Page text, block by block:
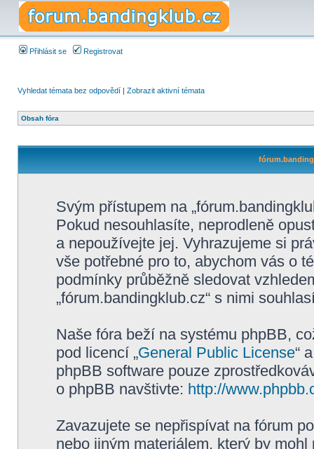
Přihlásit se Registrovat
Vyhledat témata bez odpovědí | Zobrazit aktivní témata
Obsah fóra
Svým přístupem na
Pokud nesouhlasíte, neprodleně
a nepoužívejte jej. Vyhrazujeme si
vše potřebné pro to, abychom vás o
podmínky průběžně sledovat
„fórum.bandingklub.cz“ s nimi
Naše fóra beží na systému phpBB,
pod licencí „General Public License“
phpBB software pouze
o phpBB navštivte: http://
Zavazujete se nepřispívat na fórum
nebo jiným materiálem, který by